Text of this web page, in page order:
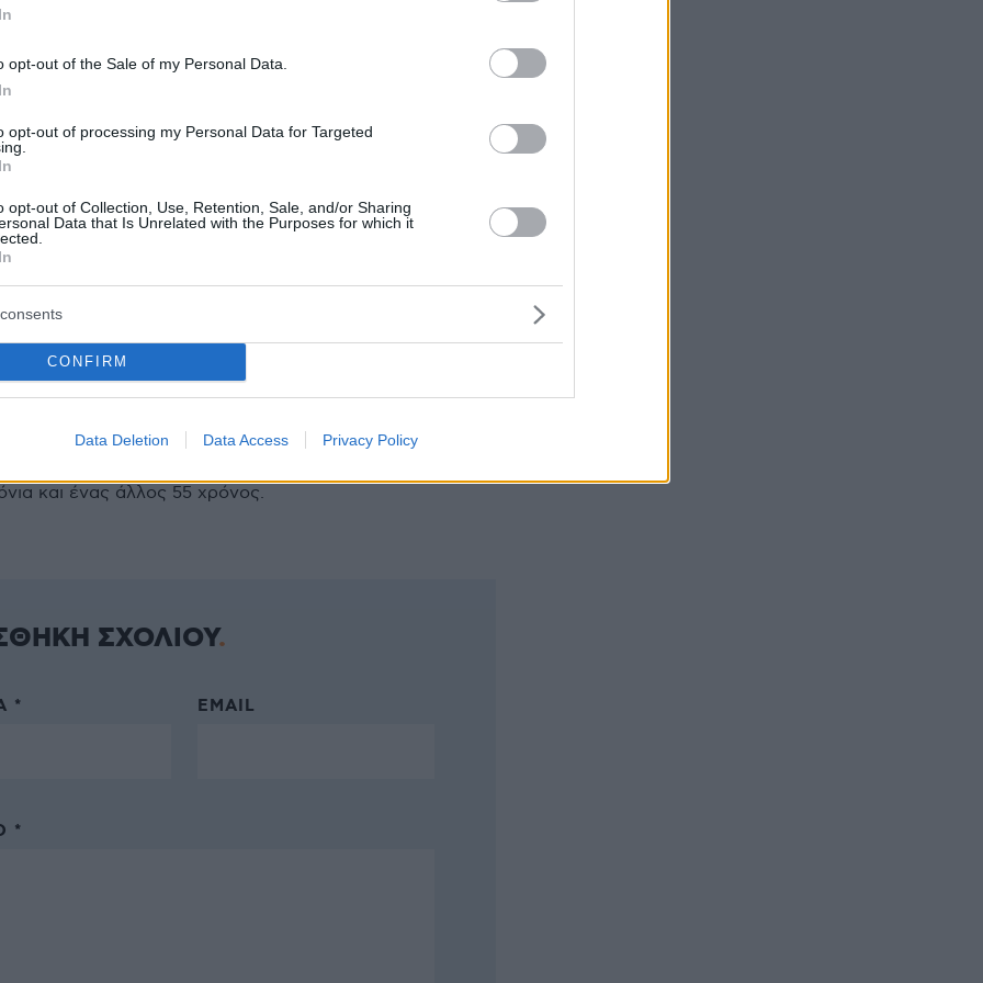
opt-out of the Sale of my Personal Data.
opt-out of processing my Personal Data for Targeted
opt-out of Collection, Use, Retention, Sale, and/or Sharing
Data that Is Unrelated with the Purposes for which it
CONFIRM
Data Deletion Data Access Privacy Policy
protothema.gr στο Google News
Ειδήσειςαπό την Ελλάδα και τον Κόσμο, τη
στο
(2) ΠΡΟΣΘΗΚΗ ΣΧΟΛΙΟΥ
11.08.2025, 21:34
φαινομενο σε νεους ανθρωπους Οι γιατροι με ασυλια
και ένας άλλος 55 χρόνος.
ΣΧΟΛΙΟΥ
* EMAIL
*